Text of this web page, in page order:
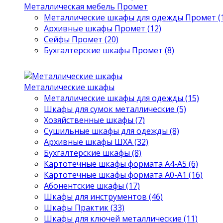
Металлическая мебель Промет
Металлические шкафы для одежды Промет
Архивные шкафы Промет (12)
Сейфы Промет (20)
Бухгалтерские шкафы Промет (8)
Металлические шкафы
Металлические шкафы для одежды (15)
Шкафы для сумок металлические (5)
Хозяйственные шкафы (7)
Сушильные шкафы для одежды (8)
Архивные шкафы ШХА (32)
Бухгалтерские шкафы (8)
Картотечные шкафы формата А4-А5 (6)
Картотечные шкафы формата А0-А1 (16)
Абонентские шкафы (17)
Шкафы для инструментов (46)
Шкафы Практик (33)
Шкафы для ключей металлические (11)